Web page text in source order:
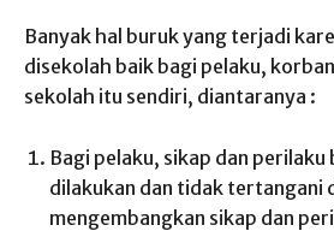
Banyak hal buruk yang terjadi
disekolah baik bagi pelaku,
sekolah itu sendiri, diantaranya :
Bagi pelaku, sikap dan
dilakukan dan tidak tertangani
mengembangkan sikap dan